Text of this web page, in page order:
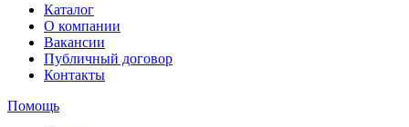
Каталог
О компании
Вакансии
Публичный договор
Контакты
Помощь